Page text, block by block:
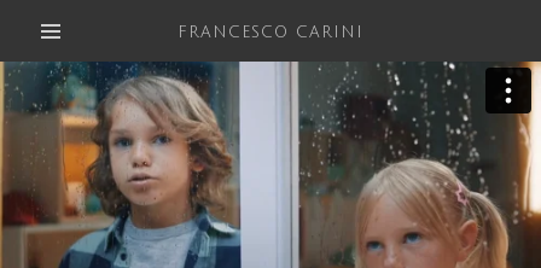
FRANCESCO CARINI